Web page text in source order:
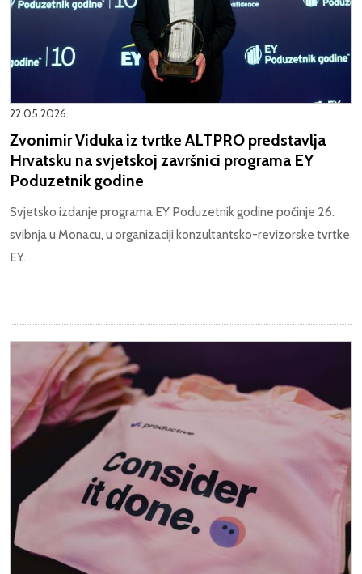
22.05.2026.
Zvonimir Viduka iz tvrtke ALTPRO predstavlja
Hrvatsku na svjetskoj završnici programa EY
Poduzetnik godine
Svjetsko izdanje programa EY Poduzetnik godine počinje 26.
svibnja u Monacu, u organizaciji konzultantsko-revizorske tvrtke
EY.